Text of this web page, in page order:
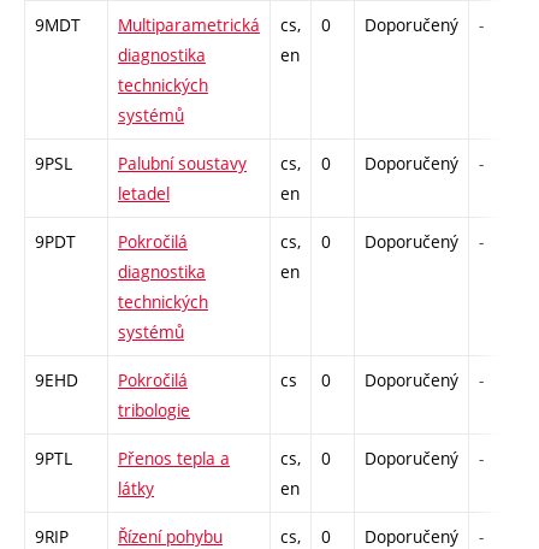
9MDT
Multiparametrická
diagnostika
technických
systémů
cs,
en
0 Doporučený -
9PSL
Palubní soustavy
letadel
cs,
en
0 Doporučený -
9PDT
Pokročilá
diagnostika
technických
systémů
cs,
en
0 Doporučený -
9EHD
Pokročilá
tribologie
cs 0 Doporučený -
9PTL
Přenos tepla a
látky
cs,
en
0 Doporučený -
9RIP Řízení pohybu
cs,
0 Doporučený -